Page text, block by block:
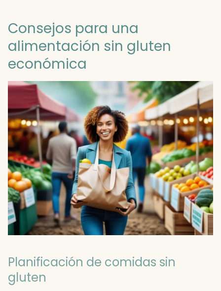
Consejos para una
alimentación sin gluten
económica
Planificación de comidas sin
gluten